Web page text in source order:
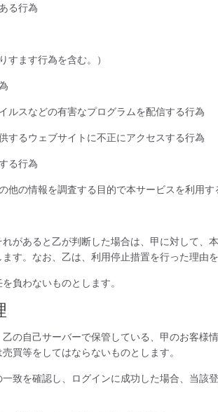
る行為
ます行為を含む。）
ルスなどの有害なプログラムを配信する行為
するウェブサイトに不正にアクセスする行為
る行為
他の情報を調査する目的で本サービスを利用す
があると乙が判断した場合は、甲に対して、
す。なお、乙は、利用停止措置を行った理由
負わないものとします。
の自己サーバーで保管している、甲のお客様
買等をしてはならないものとします。
致を確認し、ログインに成功した場合、当該